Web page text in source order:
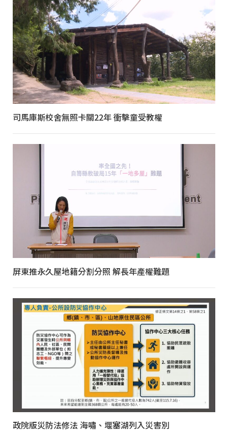
司馬庫斯校舍無照卡關22年 衝擊童受教權
屏東推永久屋地籍分割分照 解長年產權難題
政院版災防法修法 海嘯、堰塞湖列入災害別